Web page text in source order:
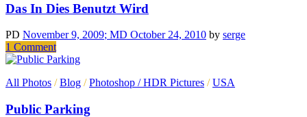
Das In Dies Benutzt Wird
PD November 9, 2009; MD October 24, 2010 by serge
1 Commenton
Das
Dies
Wird
All Photos /Blog /Photoshop / HDR Pictures /USA
Public Parking